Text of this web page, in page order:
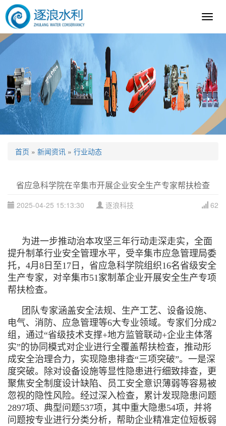
逐
首页 » 新闻资讯 » 行业动态
省应急科学院在辛集市开展企业安全生产专家帮扶检查
62
2025-04-25 15:13:30 逐浪科技
为进一步推动治本攻坚三年行动走深走实，全面
提升制革行业安全管理水平，受辛集市应急管理局委
托， 4月8日至17日，省应急科学院组织16名省级安全
生产专家，对辛集市51家制革企业开展安全生产专项
帮扶检查。
团队专家涵盖安全法规、生产工艺、设备设施、
电气、消防、应急管理等6大专业领域。专家们分成2
组，通过“省级技术支撑+地方监管联动+企业主体落
实”的协同模式对企业进行全覆盖帮扶检查，推动形
成安全治理合力，实现隐患排查“三项突破”。一是深
度突破。除对设备设施等显性隐患进行细致排查，更
聚焦安全制度设计缺陷、员工安全意识薄弱等容易被
忽视的隐性风险。经过深入检查，累计发现隐患问题
2897项、典型问题537项，其中重大隐患54项，并将
问题按专业进行分类分析，帮助企业精准定位短板弱